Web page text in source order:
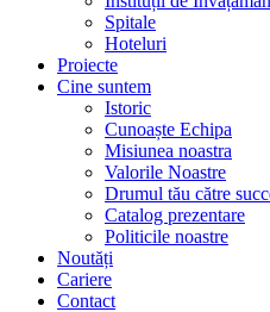
Spitale
Hoteluri
Proiecte
Cine suntem
Istoric
Cunoaște Echipa
Misiunea noastra
Valorile Noastre
Drumul tău către
Catalog prezentare
Politicile noastre
Noutăți
Cariere
Contact